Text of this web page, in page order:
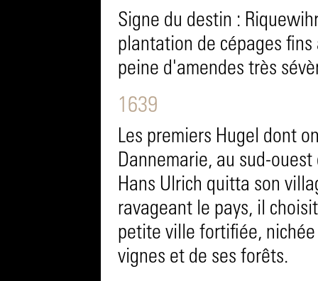
Signe du destin :
plantation de cépages
peine d'amendes très
1639
Les premiers Hugel dont
Dannemarie, au sud-
Hans Ulrich quitta son
ravageant le pays, il
petite ville fortifiée,
vignes et de ses forêts.